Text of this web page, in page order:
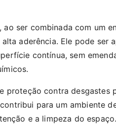
ser combinada com um
aderência. Ele pode ser
contínua, sem
proteção contra desgastes
para um ambiente
e a limpeza do